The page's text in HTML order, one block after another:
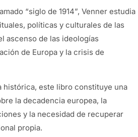
“siglo de 1914”, Venner estudia
políticas y culturales de las
ascenso de las ideologías
de Europa y la crisis de
histórica, este libro constituye una
la decadencia europea, la
y la necesidad de recuperar
propia.